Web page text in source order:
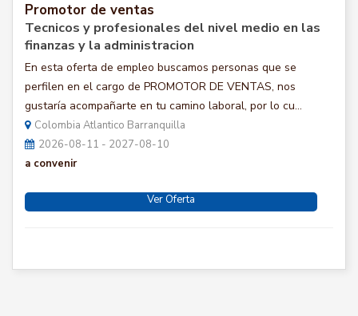
Promotor de ventas
Tecnicos y profesionales del nivel medio en las
finanzas y la administracion
En esta oferta de empleo buscamos personas que se
perfilen en el cargo de PROMOTOR DE VENTAS, nos
gustaría acompañarte en tu camino laboral, por lo cu...
Colombia Atlantico Barranquilla
2026-08-11 - 2027-08-10
a convenir
Ver Oferta